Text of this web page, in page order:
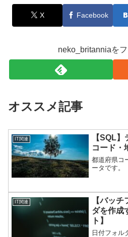
X Facebook
neko_britanniaを
オススメ記事
IT関連
【SQL
コード・
都道府県コ
ータです。
IT関連
【バッ
ダを作成
ト】
日付フォル